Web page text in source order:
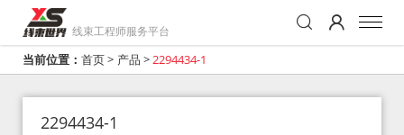
线束工程师服务平台
当前位置： 首页> 产品 >2294434-1
2294434-1